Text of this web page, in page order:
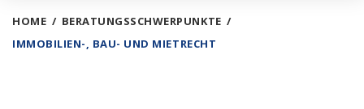
HOME / BERATUNGSSCHWERPUNKTE /
IMMOBILIEN-, BAU- UND MIETRECHT